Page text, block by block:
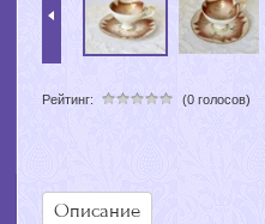
Рейтинг: (0 голосов)
Описание